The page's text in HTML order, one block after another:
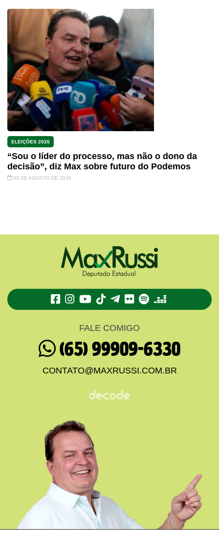
ELEIÇÕES 2026
“Sou o líder do processo, mas não o dono da
decisão”, diz Max sobre futuro do Podemos
05 DE AGOSTO DE 2026
TikTokTelegram
FlickrSpotifyDeezer
FALE COMIGO
(65) 99909-6330
CONTATO@MAXRUSSI.COM.BR